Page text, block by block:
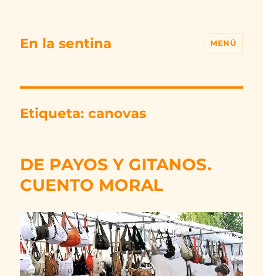
En la sentina MENÚ
Etiqueta:canovas
DE PAYOS Y GITANOS.
CUENTO MORAL